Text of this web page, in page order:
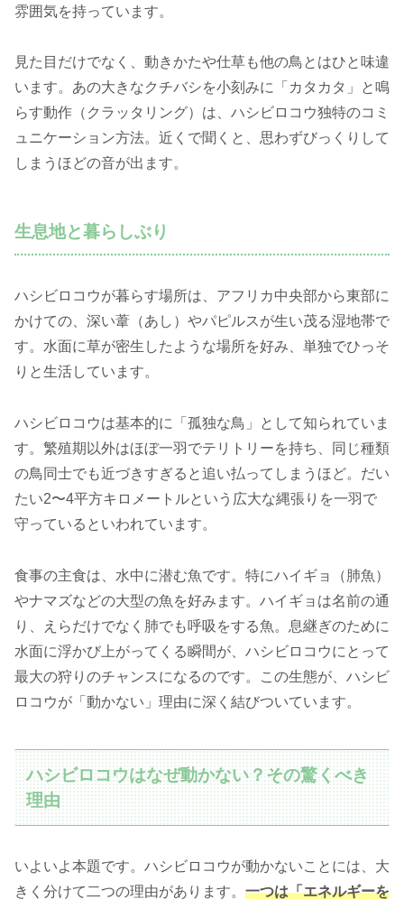
雰囲気を持っています。
見た目だけでなく、動きかたや仕草も他の鳥とはひと味違
います。あの大きなクチバシを小刻みに「カタカタ」と鳴
らす動作（クラッタリング）は、ハシビロコウ独特のコミ
ュニケーション方法。近くで聞くと、思わずびっくりして
しまうほどの音が出ます。
生息地と暮らしぶり
ハシビロコウが暮らす場所は、アフリカ中央部から東部に
かけての、深い葦（あし）やパピルスが生い茂る湿地帯で
す。水面に草が密生したような場所を好み、単独でひっそ
りと生活しています。
ハシビロコウは基本的に「孤独な鳥」として知られていま
す。繁殖期以外はほぼ一羽でテリトリーを持ち、同じ種類
の鳥同士でも近づきすぎると追い払ってしまうほど。だい
たい2〜4平方キロメートルという広大な縄張りを一羽で
守っているといわれています。
食事の主食は、水中に潜む魚です。特にハイギョ（肺魚）
やナマズなどの大型の魚を好みます。ハイギョは名前の通
り、えらだけでなく肺でも呼吸をする魚。息継ぎのために
水面に浮かび上がってくる瞬間が、ハシビロコウにとって
最大の狩りのチャンスになるのです。この生態が、ハシビ
ロコウが「動かない」理由に深く結びついています。
ハシビロコウはなぜ動かない？その驚くべき
理由
いよいよ本題です。ハシビロコウが動かないことには、大
きく分けて二つの理由があります。 一つは「エネルギーを